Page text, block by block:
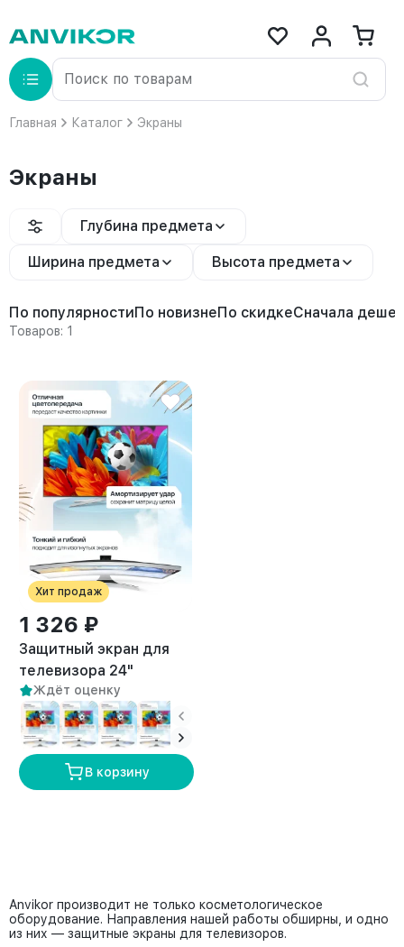
Главная Каталог Экраны
Экраны
Глубина предмета
Ширина предмета Высота предмета
По популярностиПо новизнеПо скидкеСначала
Товаров: 1
Хит продаж
1 326 ₽
Защитный экран для
телевизора 24"
Ждёт оценку
В корзину
Anvikor производит не только косметологическое
оборудование. Направления нашей работы обширны, и одно
из них — защитные экраны для телевизоров.